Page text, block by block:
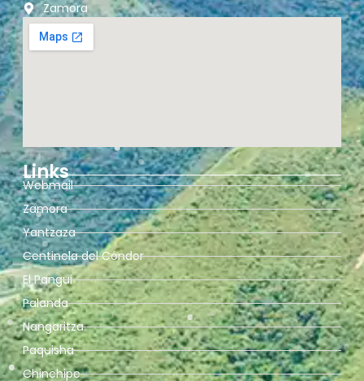
Zamora
Links
Webmail
Zamora
Yantzaza
Centinela del Cóndor
El Pangui
Palanda
Nangaritza
Paquisha
Chinchipe